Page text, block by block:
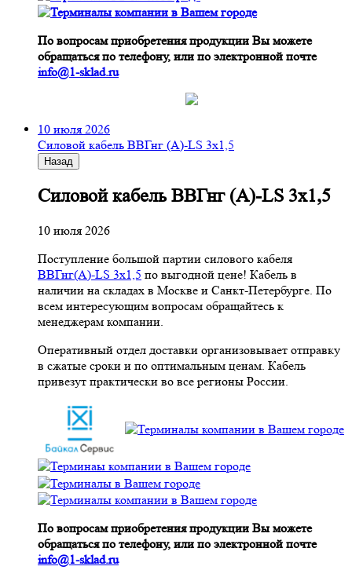
По вопросам приобретения продукции Вы можете
обращаться по телефону, или по электронной почте
info@1-sklad.ru
10 июля 2026
Cиловой кабель ВВГнг (A)-LS 3х1,5
Назад
Cиловой кабель ВВГнг (A)-LS 3х1,5
10 июля 2026
Поступление большой партии силового кабеля
ВВГнг(A)-LS 3х1,5 по выгодной цене! Кабель в
наличии на складах в Москве и Санкт-Петербурге. По
всем интересующим вопросам обращайтесь к
менеджерам компании.
Оперативный отдел доставки организовывает отправку
в сжатые сроки и по оптимальным ценам. Кабель
привезут практически во все регионы России.
По вопросам приобретения продукции Вы можете
обращаться по телефону, или по электронной почте
info@1-sklad.ru